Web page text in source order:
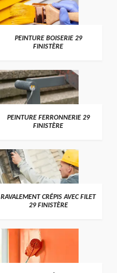
PEINTURE BOISERIE 29
FINISTÈRE
PEINTURE FERRONNERIE 29
FINISTÈRE
RAVALEMENT CRÉPIS AVEC FILET
29 FINISTÈRE